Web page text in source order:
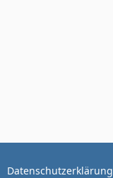
Datenschutzerklärung